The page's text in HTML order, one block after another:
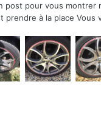
post pour vous montrer
prendre à la place Vous
le liseret rouge à